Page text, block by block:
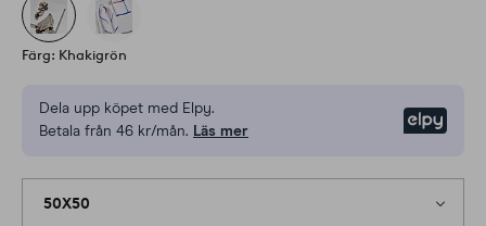
Färg: Khakigrön
Dela upp köpet med Elpy.
Betala från 46 kr/mån. Läs mer
50X50